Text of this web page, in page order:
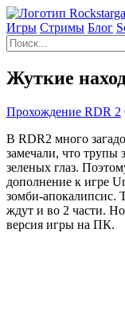
Игры Cтримы Блог
Жуткие
Прохождение RDR 2
В RDR2 много
замечали, что трупы
зеленых глаз.
дополнение к игре
зомби-апокалипсис.
ждут и во 2 части.
версия игры на ПК.